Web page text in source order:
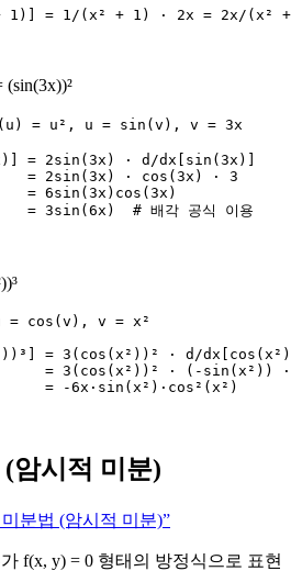
1)] = 1/(x² + 1) · 2x = 2x/(x²
(sin(3x))²
= u², u = sin(v), v = 3x
= 2sin(3x) · d/dx[sin(3x)]
= 2sin(3x) · cos(3x) · 3
= 6sin(3x)cos(3x)
= 3sin(6x)  # 배각 공식 이용
cos(v), v = x²
= 3(cos(x²))² · d/
= 3(cos(x²))² · (-sin(x²))
= -6x·sin(x²)·cos²(x²)
암시적 미분)
미분법 (암시적 미분)”
f(x, y) = 0 형태의 방정식으로 표현